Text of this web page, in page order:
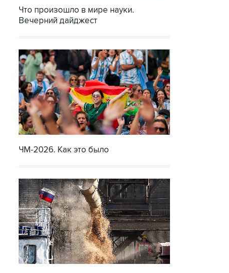
Что произошло в мире науки.
Вечерний дайджест
ЧМ-2026. Как это было